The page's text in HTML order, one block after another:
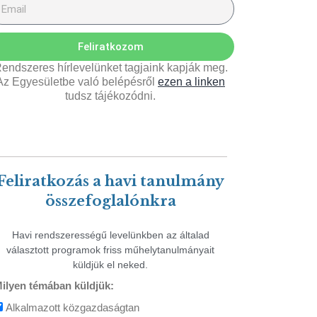
Feliratkozom
hírlevelünket tagjaink kapják meg.
Egyesületbe való belépésről ezen a linken
tudsz tájékozódni.
a havi tanulmány
összefoglalónkra
Havi rendszerességű levelünkben az általad
választott programok friss műhelytanulmányait
küldjük el neked.
témában küldjük:
Alkalmazott közgazdaságtan